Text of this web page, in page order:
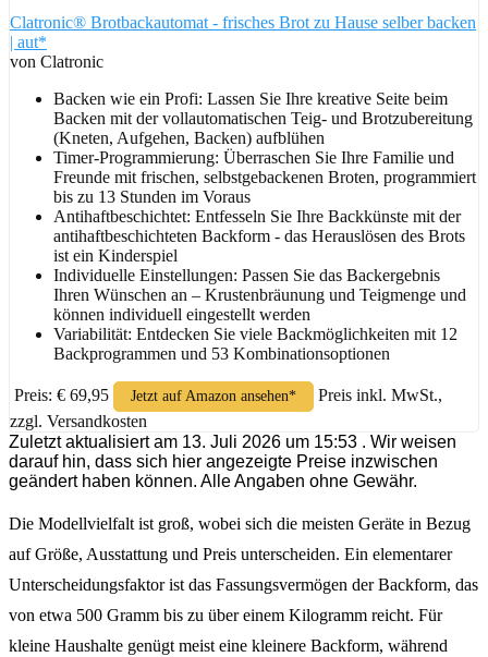
Clatronic® Brotbackautomat - frisches Brot zu Hause selber backen
| aut*
von Clatronic
Backen wie ein Profi: Lassen Sie Ihre kreative Seite beim
Backen mit der vollautomatischen Teig- und Brotzubereitung
(Kneten, Aufgehen, Backen) aufblühen
Timer-Programmierung: Überraschen Sie Ihre Familie und
Freunde mit frischen, selbstgebackenen Broten, programmiert
bis zu 13 Stunden im Voraus
Antihaftbeschichtet: Entfesseln Sie Ihre Backkünste mit der
antihaftbeschichteten Backform - das Herauslösen des Brots
ist ein Kinderspiel
Individuelle Einstellungen: Passen Sie das Backergebnis
Ihren Wünschen an – Krustenbräunung und Teigmenge und
können individuell eingestellt werden
Variabilität: Entdecken Sie viele Backmöglichkeiten mit 12
Backprogrammen und 53 Kombinationsoptionen
Preis: € 69,95 Jetzt auf Amazon ansehen*
Preis inkl. MwSt.,
zzgl. Versandkosten
Zuletzt aktualisiert am 13. Juli 2026 um 15:53 . Wir weisen
darauf hin, dass sich hier angezeigte Preise inzwischen
geändert haben können. Alle Angaben ohne Gewähr.
Die Modellvielfalt ist groß, wobei sich die meisten Geräte in Bezug
auf Größe, Ausstattung und Preis unterscheiden. Ein elementarer
Unterscheidungsfaktor ist das Fassungsvermögen der Backform, das
von etwa 500 Gramm bis zu über einem Kilogramm reicht. Für
kleine Haushalte genügt meist eine kleinere Backform, während